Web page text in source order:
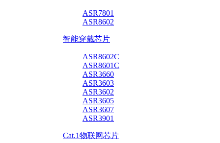
ASR7801
ASR8602
智能穿戴芯片
ASR8602C
ASR8601C
ASR3660
ASR3603
ASR3602
ASR3605
ASR3607
ASR3901
Cat.1物联网芯片